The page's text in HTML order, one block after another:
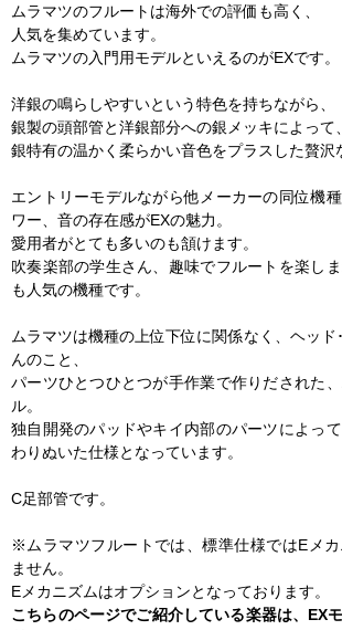
ムラマツのフルートは海外での評価も高く、
人気を集めています。
ムラマツの入門用モデルといえるのがEXです。
洋銀の鳴らしやすいという特色を持ちながら、
銀製の頭部管と洋銀部分への銀メッキによって、
銀特有の温かく柔らかい音色をプラスした贅沢
エントリーモデルながら他メーカーの同位機
ワー、音の存在感がEXの魅力。
愛用者がとても多いのも頷けます。
吹奏楽部の学生さん、趣味でフルートを楽し
も人気の機種です。
ムラマツは機種の上位下位に関係なく、ヘッド
んのこと、
パーツひとつひとつが手作業で作りだされた
ル。
独自開発のパッドやキイ内部のパーツによっ
わりぬいた仕様となっています。
C足部管です。
※ムラマツフルートでは、標準仕様ではEメ
ません。
Eメカニズムはオプションとなっております。
こちらのページでご紹介している楽器は、EX